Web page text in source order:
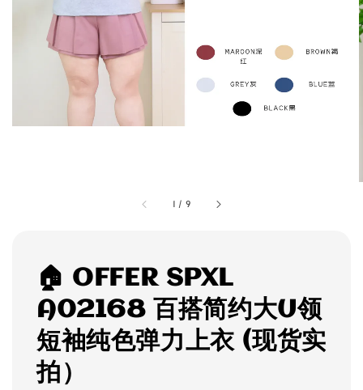
1 / 9
🏠 OFFER SPXL
A02168 百搭简约大U领
短袖纯色弹力上衣 (现货实
拍）